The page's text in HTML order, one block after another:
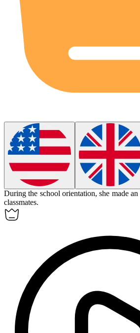
During the school orientation, she made
classmates.